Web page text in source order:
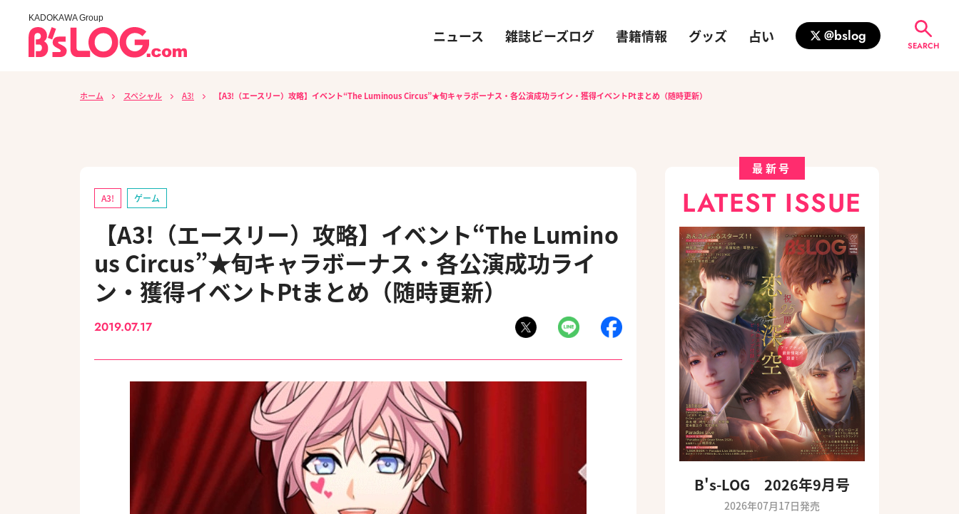
KADOKAWA Group
ニュース 雑誌ビーズログ 書籍情報 グッズ 占い @bslog
SEARCH
ホーム スペシャル A3! 【A3!（エースリー）攻略】イベント“The Luminous Circus”★旬キャラボーナス・各公演成功ライン・獲得イベントPtまとめ（随時更新）
A3! ゲーム
【A3!（エースリー）攻略】イベント“The Lumino
us Circus”★旬キャラボーナス・各公演成功ライ
ン・獲得イベントPtまとめ（随時更新）
2019.07.17
最新号
LATEST ISSUE
B's-LOG 2026年9月号
2026年07月17日発売